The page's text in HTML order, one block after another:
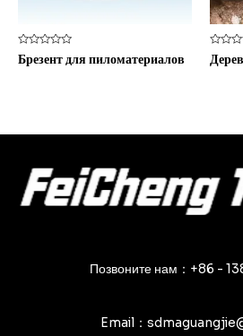
Оценка
0
Брезент для пиломатериалов
Оценка
0
Позвоните нам：+86 -
Email：